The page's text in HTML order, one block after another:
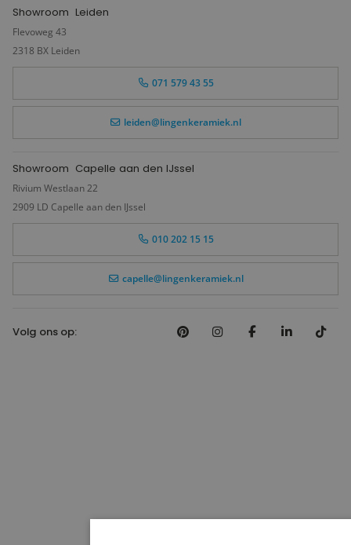
Showroom Leiden
Flevoweg 43
2318 BX Leiden
071 579 43 55
leiden@lingenkeramiek.nl
Showroom Capelle aan den IJssel
Rivium Westlaan 22
2909 LD Capelle aan den IJssel
010 202 15 15
capelle@lingenkeramiek.nl
Volg ons op: